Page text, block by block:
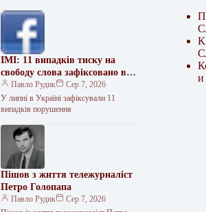
ІМІ: 11 випадків тиску на
свободу слова зафіксовано в
Україні в липні
Павло Рудик
Сер 7, 2026
У липні в Україні зафіксували 11
випадків порушення
Пішов з життя тележурналіст
Петро Голопапа
Павло Рудик
Сер 7, 2026
и